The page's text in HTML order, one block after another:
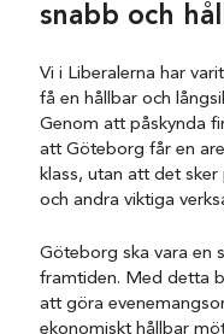
snabb och
Vi i Liberalerna har
få en hållbar och
Genom att påskynda
att Göteborg får en
klass, utan att det
och andra viktiga
Göteborg ska vara en
framtiden. Med detta
att göra
ekonomiskt hållbar